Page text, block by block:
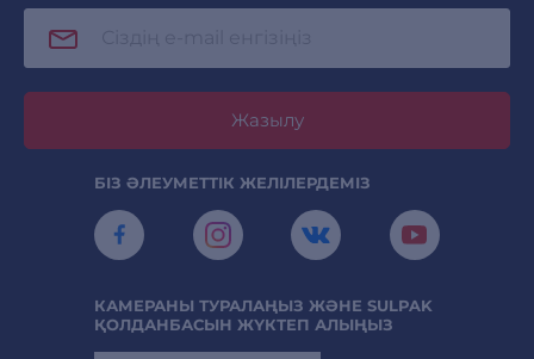
Жазылу
БІЗ ӘЛЕУМЕТТІК ЖЕЛІЛЕРДЕМІЗ
КАМЕРАНЫ ТУРАЛАҢЫЗ ЖӘНЕ SULPAK
ҚОЛДАНБАСЫН ЖҮКТЕП АЛЫҢЫЗ